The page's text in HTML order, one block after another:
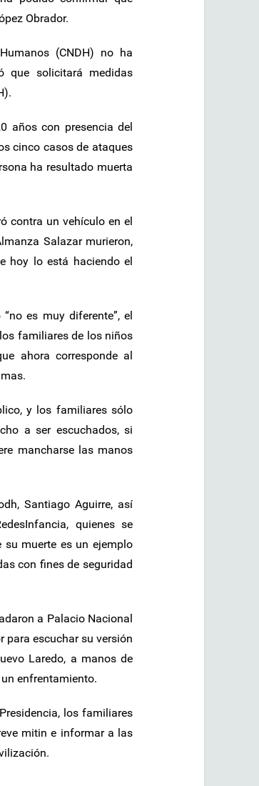
Obrador.
(CNDH) no ha
que solicitará medidas
años con presencia del
cinco casos de ataques
ha resultado muerta
contra un vehículo en el
Salazar murieron,
hoy lo está haciendo el
es muy diferente”, el
familiares de los niños
ahora corresponde al
y los familiares sólo
a ser escuchados, si
mancharse las manos
Santiago Aguirre, así
quienes se
muerte es un ejemplo
con fines de seguridad
a Palacio Nacional
para escuchar su versión
Laredo, a manos de
enfrentamiento.
los familiares
mitin e informar a las